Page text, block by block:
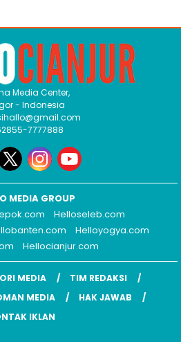
Media Center,
- Indonesia
7777888
MEDIA GROUP
Helloseleb.com
Helloyogya.com
Hellocianjur.com
MEDIA
TIM REDAKSI
MEDIA
HAK JAWAB
IKLAN